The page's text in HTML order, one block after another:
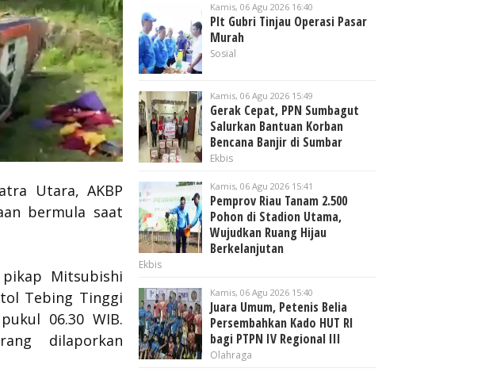
Utara, AKBP
bermula saat
Mitsubishi
Tebing Tinggi
06.30 WIB.
dilaporkan
Kamis, 06 Agu 2026 16:40
Plt Gubri Tinjau Operasi Pasar
Murah
Sosial
Kamis, 06 Agu 2026 15:49
Gerak Cepat, PPN Sumbagut
Salurkan Bantuan Korban
Bencana Banjir di Sumbar
Ekbis
Kamis, 06 Agu 2026 15:41
Pemprov Riau Tanam 2.500
Pohon di Stadion Utama,
Wujudkan Ruang Hijau
Berkelanjutan
Ekbis
Kamis, 06 Agu 2026 15:40
Juara Umum, Petenis Belia
Persembahkan Kado HUT RI
bagi PTPN IV Regional III
Olahraga